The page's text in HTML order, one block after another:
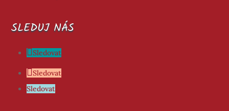
SLEDUJ NÁS
Sledovat
Sledovat
Sledovat